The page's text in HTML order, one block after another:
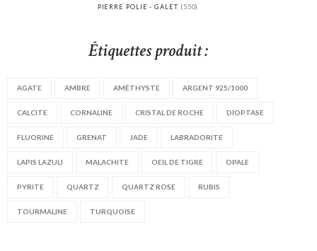
PIERRE POLIE - GALET (550)
Étiquettes produit :
AGATE AMBRE AMÉTHYSTE ARGENT 925/1000
CALCITE CORNALINE CRISTAL DE ROCHE DIOPTASE
FLUORINE GRENAT JADE LABRADORITE
LAPIS LAZULI MALACHITE OEIL DE TIGRE OPALE
PYRITE QUARTZ QUARTZ ROSE RUBIS
TOURMALINE TURQUOISE